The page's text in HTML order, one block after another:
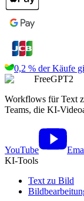
0,2 % der Käufe
FreeGPT2
Workflows für Text
Teams, die KI-
YouTube
KI-Tools
Text zu Bild